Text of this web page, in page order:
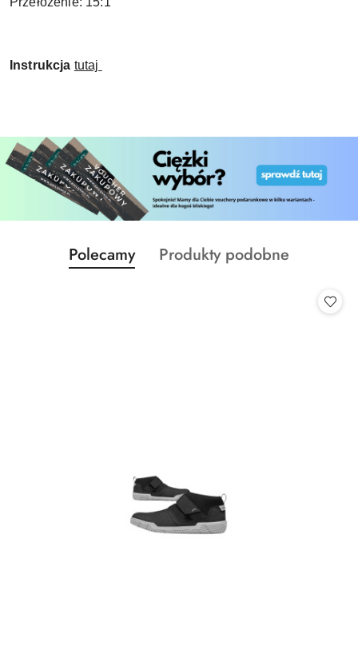
Instrukcja tutaj
Pomiń karuzelę produktów
Produkty
o
Polecamy
Produkty
Produkty podobne